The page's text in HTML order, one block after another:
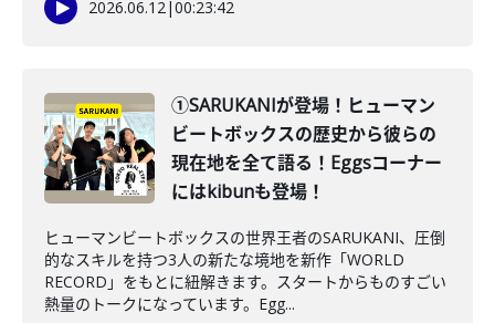
2026.06.12|00:23:42
①SARUKANIが登場！ヒューマン
ビートボックスの歴史から彼らの
現在地を全て語る！Eggsコーナー
にはkibunも登場！
ヒューマンビートボックスの世界王者のSARUKANI、圧倒
的なスキルを持つ3人の新たな境地を新作「WORLD
RECORD」をもとに紐解きます。スタートからものすごい
熱量のトークになっています。Egg...